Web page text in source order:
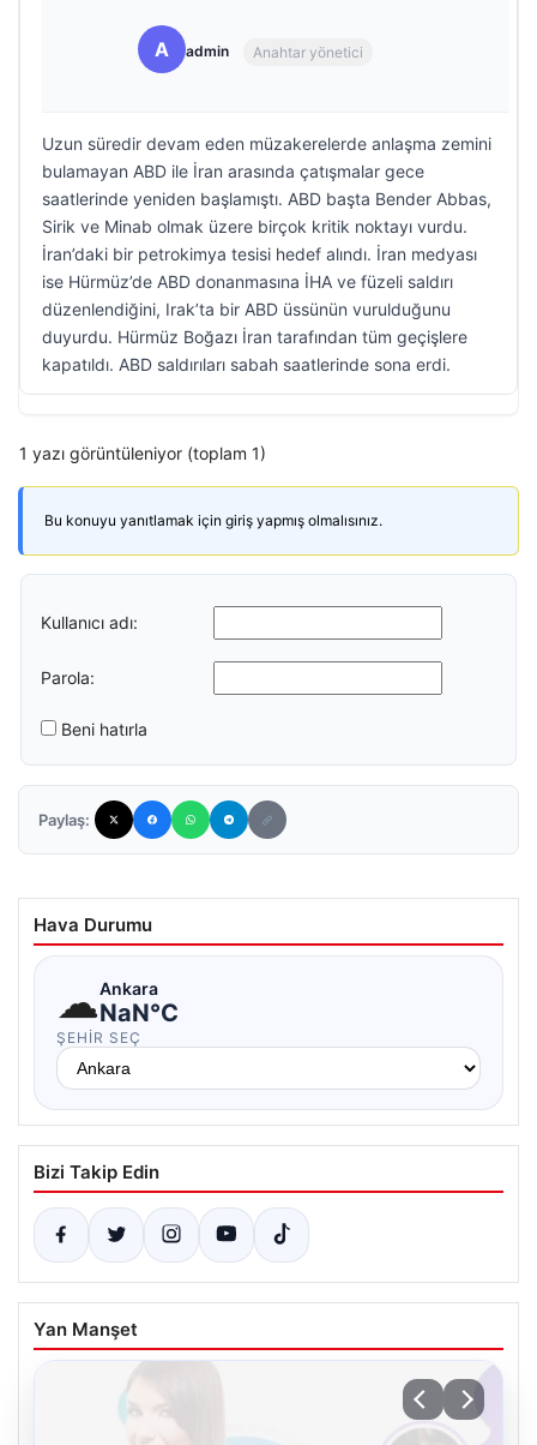
A admin Anahtar yönetici
Uzun süredir devam eden müzakerelerde anlaşma zemini
bulamayan ABD ile İran arasında çatışmalar gece
saatlerinde yeniden başlamıştı. ABD başta Bender Abbas,
Sirik ve Minab olmak üzere birçok kritik noktayı vurdu.
İran’daki bir petrokimya tesisi hedef alındı. İran medyası
ise Hürmüz’de ABD donanmasına İHA ve füzeli saldırı
düzenlendiğini, Irak’ta bir ABD üssünün vurulduğunu
duyurdu. Hürmüz Boğazı İran tarafından tüm geçişlere
kapatıldı. ABD saldırıları sabah saatlerinde sona erdi.
1 yazı görüntüleniyor (toplam 1)
Bu konuyu yanıtlamak için giriş yapmış olmalısınız.
Kullanıcı adı:
Parola:
Beni hatırla
Paylaş:
Hava Durumu
☁Ankara
NaN°C
ŞEHIR SEÇ
Bizi Takip Edin
Yan Manşet